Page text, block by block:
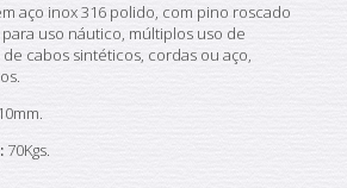
aço inox 316 polido, com pino roscado
uso náutico, múltiplos uso de
cabos sintéticos, cordas ou aço,
70Kgs.